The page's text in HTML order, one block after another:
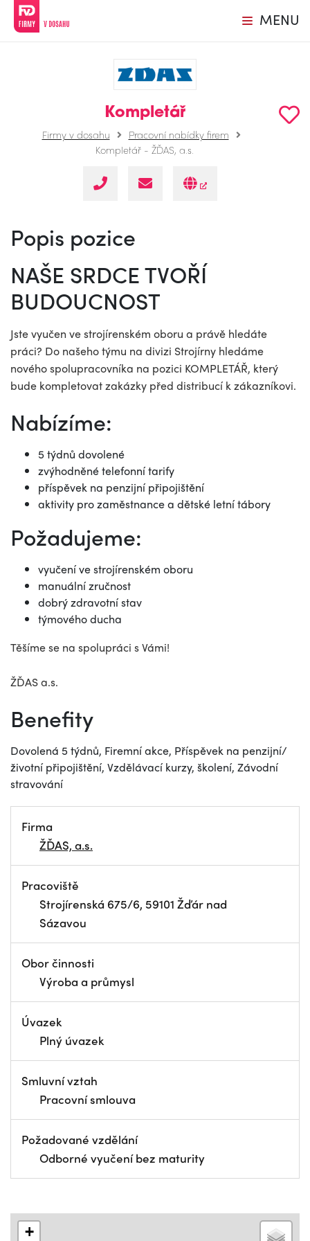
MENU
Kompletář
Firmy v dosahu
Pracovní nabídky firem
Kompletář - ŽĎAS, a.s.
Popis pozice
NAŠE SRDCE TVOŘÍ
BUDOUCNOST
Jste vyučen ve strojírenském oboru a právě hledáte
práci? Do našeho týmu na divizi Strojírny hledáme
nového spolupracovníka na pozici KOMPLETÁŘ, který
bude kompletovat zakázky před distribucí k zákazníkovi.
Nabízíme:
5 týdnů dovolené
zvýhodněné telefonní tarify
příspěvek na penzijní připojištění
aktivity pro zaměstnance a dětské letní tábory
Požadujeme:
vyučení ve strojírenském oboru
manuální zručnost
dobrý zdravotní stav
týmového ducha
Těšíme se na spolupráci s Vámi!
ŽĎAS a.s.
Benefity
Dovolená 5 týdnů, Firemní akce, Příspěvek na penzijní/
životní připojištění, Vzdělávací kurzy, školení, Závodní
stravování
Firma
ŽĎAS, a.s.
Pracoviště
Strojírenská 675/6, 59101 Žďár nad
Sázavou
Obor činnosti
Výroba a průmysl
Úvazek
Plný úvazek
Smluvní vztah
Pracovní smlouva
Požadované vzdělání
Odborné vyučení bez maturity
+